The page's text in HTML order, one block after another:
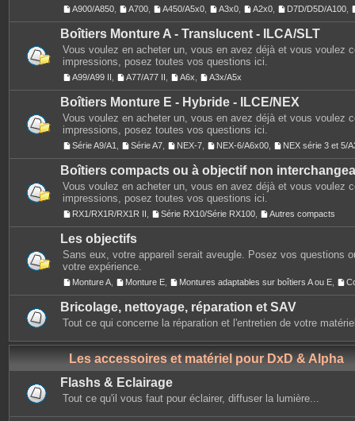
A900/A850 A700 A450/A5x0 A3x0 A2x0 D7D/D5D/A100
Boîtiers Monture A - Translucent - ILCA/SLT
Vous voulez en acheter un, vous en avez déjà et vous voulez
impressions, posez toutes vos questions ici.
A99/A99 II A77/A77 II A6x A3x/A5x
Boîtiers Monture E - Hybride - ILCE/NEX
Vous voulez en acheter un, vous en avez déjà et vous voulez
impressions, posez toutes vos questions ici.
Série A9/A1 Série A7 NEX-7 NEX-6/A6x00 NEX série 3 et 5/
Boîtiers compacts ou à objectif non
Vous voulez en acheter un, vous en avez déjà et vous voulez
impressions, posez toutes vos questions ici.
RX1/RX1R/RX1R II Série RX10/Série RX100 Autres compacts
Les objectifs
Sans eux, votre appareil serait aveugle. Posez vos questions
votre expérience.
Monture A Monture E Montures adaptables sur boîtiers A ou E
Bricolage, nettoyage, réparation et SAV
Tout ce qui concerne la réparation et l'entretien de votre
Les accessoires et matériel pour DxD & Alpha
Flashs & Eclairage
Tout ce qu'il vous faut pour éclairer, diffuser la lumière...